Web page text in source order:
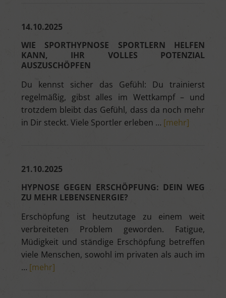
14.10.2025
WIE SPORTHYPNOSE SPORTLERN HELFEN
KANN, IHR VOLLES POTENZIAL
AUSZUSCHÖPFEN
Du kennst sicher das Gefühl: Du trainierst
regelmäßig, gibst alles im Wettkampf – und
trotzdem bleibt das Gefühl, dass da noch mehr
in Dir steckt. Viele Sportler erleben … [mehr]
21.10.2025
HYPNOSE GEGEN ERSCHÖPFUNG: DEIN WEG
ZU MEHR LEBENSENERGIE?
Erschöpfung ist heutzutage zu einem weit
verbreiteten Problem geworden. Fatigue,
Müdigkeit und ständige Erschöpfung betreffen
viele Menschen, sowohl im privaten als auch im
… [mehr]